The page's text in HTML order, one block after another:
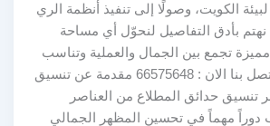
لبيئة الكويت، وصولًا إلى تنفيذ أنظمة الري
نهتم بأدق التفاصيل لنحوّل أي مساحة
تجمع بين الجمال والعملية وتناسب
جميع الاحتياجات. اتصل بنا الان : 66575648 مقدمة عن تنسيق
تنسيق حدائق المطلاع من العناصر
دوراً مهماً في تحسين المظهر الجمالي